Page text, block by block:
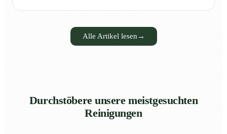
Alle Artikel lesen →
Durchstöbere unsere meistgesuchten
Reinigungen